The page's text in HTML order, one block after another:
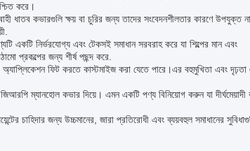
করে।
ধাতব কভারগুলি ক্ষয় বা চুরির জন্য তাদের সংবেদনশীলতার কারণে উপযুক্ত
একটি নির্ভরযোগ্য এবং টেকসই সমাধান সরবরাহ করে যা শিল্পের মান এবং
প্রকল্পের জন্য শীর্ষ পছন্দ করে.
অ্যাপ্লিকেশন ফিট করতে কাস্টমাইজ করা যেতে পারে।এর বহুমুখিতা এবং দৃঢ়তা
ম্যানহোল কভার দিয়ে। এমন একটি পণ্য বিনিয়োগ করুন যা দীর্ঘমেয়াদী
চাহিদার জন্য উচ্চমানের, জারা প্রতিরোধী এবং ব্যয়বহুল সমাধানের